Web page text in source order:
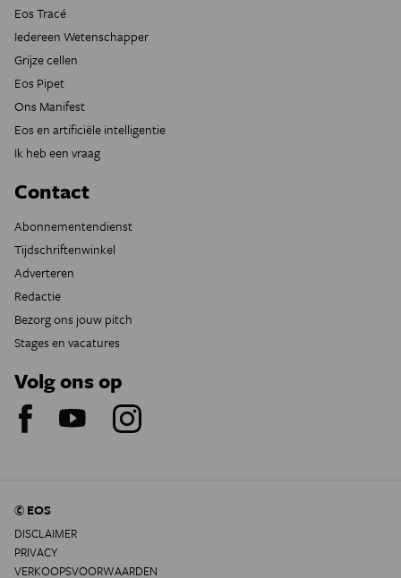
Eos Tracé
Iedereen Wetenschapper
Grijze cellen
Eos Pipet
Ons Manifest
Eos en artificiële intelligentie
Ik heb een vraag
Contact
Abonnementendienst
Tijdschriftenwinkel
Adverteren
Redactie
Bezorg ons jouw pitch
Stages en vacatures
Volg ons op
© EOS
DISCLAIMER
PRIVACY
VERKOOPSVOORWAARDEN